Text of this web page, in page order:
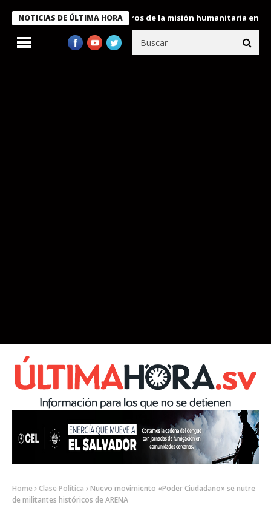
NOTICIAS DE ÚLTIMA HORA
condecora a miembros de la misión humanitaria enviada a
Home Clase Política
Nuevo movimiento «Poder Ciudadano» se nutre
de militantes históricos de ARENA